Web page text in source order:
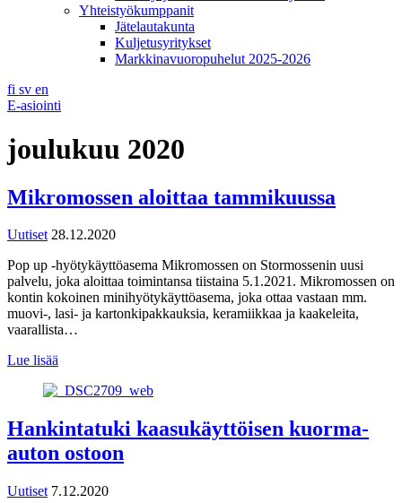
Yhteistyökumppanit
Jätelautakunta
Kuljetusyritykset
Markkinavuoropuhelut 2025-2026
fi sv en
E-asiointi
joulukuu 2020
Mikromossen aloittaa tammikuussa
Uutiset 28.12.2020
Pop up -hyötykäyttöasema Mikromossen on Stormossenin uusi
palvelu, joka aloittaa toimintansa tiistaina 5.1.2021. Mikromossen on
kontin kokoinen minihyötykäyttöasema, joka ottaa vastaan mm.
muovi-, lasi- ja kartonkipakkauksia, keramiikkaa ja kaakeleita,
vaarallista…
Lue lisää
Hankintatuki kaasukäyttöisen kuorma-
auton ostoon
Uutiset 7.12.2020